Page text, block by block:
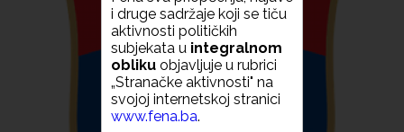
i druge sadržaje koji se tiču
aktivnosti političkih
subjekata u integralnom
obliku objavljuje u rubrici
„Stranačke aktivnosti" na
svojoj internetskoj stranici
www.fena.ba.